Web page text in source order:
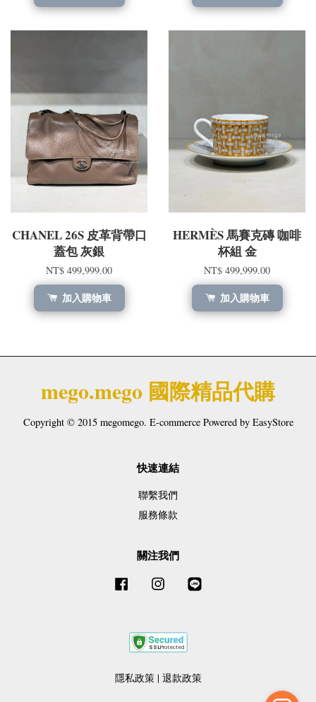
CHANEL 26S 皮革背帶口
蓋包 灰銀
NT$ 499,999.00
加入購物車
HERMÈS 馬賽克磚 咖啡
杯組 金
NT$ 499,999.00
加入購物車
mego.mego 國際精品代購
Copyright © 2015 megomego. E-commerce Powered by EasyStore
快速連結
聯繫我們
服務條款
關注我們
Facebook Instagram
隱私政策| 退款政策